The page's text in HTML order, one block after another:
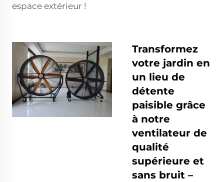
espace extérieur !
Transformez
votre jardin en
un lieu de
détente
paisible grâce
à notre
ventilateur de
qualité
supérieure et
sans bruit –